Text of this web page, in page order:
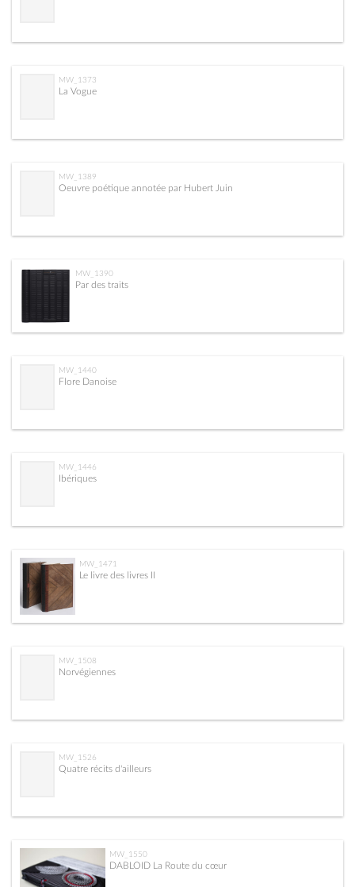
MW_1373
La Vogue
MW_1389
Oeuvre poétique annotée par Hubert Juin
MW_1390
Par des traits
MW_1440
Flore Danoise
MW_1446
Ibériques
MW_1471
Le livre des livres II
MW_1508
Norvégiennes
MW_1526
Quatre récits d'ailleurs
MW_1550
DABLOID La Route du cœur